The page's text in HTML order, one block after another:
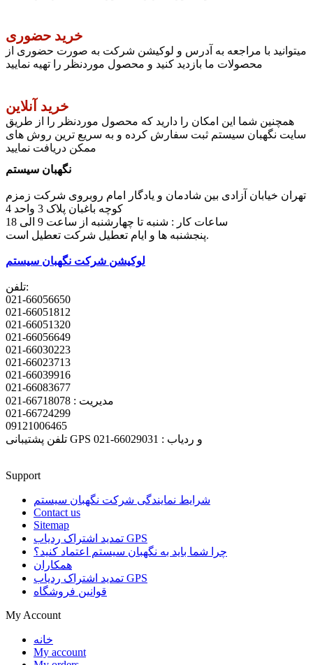
خرید حضوری
میتوانید با مراجعه به آدرس و لوکیشن شرکت به صورت حضوری از
محصولات ما بازدید کنید و محصول موردنظر را تهیه نمایید
خرید آنلاین
همچنین شما این امکان را دارید که محصول موردنظر را از طریق
سایت نگهبان سیستم ثبت سفارش کرده و به سریع ترین روش های
ممکن دریافت نمایید
نگهبان سیستم
تهران خیابان آزادی بین شادمان و یادگار امام روبروی شرکت زمزم
کوچه باغبان پلاک 3 واحد 4
پنجشنبه ها و ایام تعطیل شرکت تعطیل است.
لوکیشن شرکت نگهبان سیستم
تلفن:
021-66056650
021-66051812
021-66051320
021-66056649
021-66030223
021-66023713
021-66039916
021-66083677
مدیریت : 66718078-021
021-66724299
09121006465
تلفن پشتیبانی GPS و ردیاب : 66029031-021
Support
شرایط نمایندگی شرکت نگهبان سیستم
Contact us
Sitemap
تمدید اشتراک ردیاب GPS
چرا شما باید به نگهبان سیستم اعتماد کنید؟
همکاران
تمدید اشتراک ردیاب GPS
قوانین فروشگاه
My Account
خانه
My account